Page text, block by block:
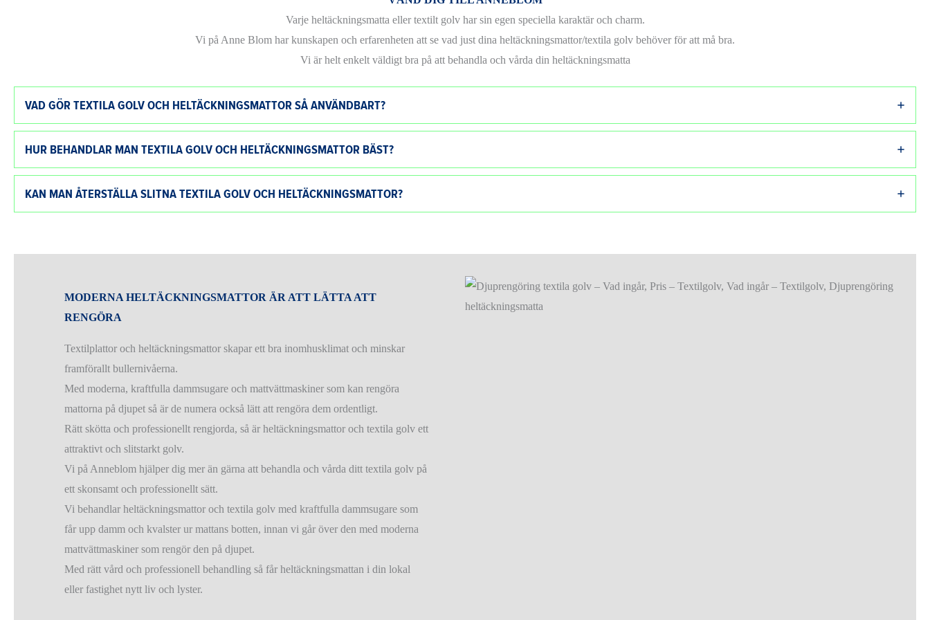
Varje heltäckningsmatta eller textilt golv har sin egen speciella karaktär och charm.
Vi på Anne Blom har kunskapen och erfarenheten att se vad just dina heltäckningsmattor/textila golv behöver för att må bra.
Vi är helt enkelt väldigt bra på att behandla och vårda din heltäckningsmatta
VAD GÖR TEXTILA GOLV OCH HELTÄCKNINGSMATTOR SÅ ANVÄNDBART?
HUR BEHANDLAR MAN TEXTILA GOLV OCH HELTÄCKNINGSMATTOR BÄST?
KAN MAN ÅTERSTÄLLA SLITNA TEXTILA GOLV OCH HELTÄCKNINGSMATTOR?
MODERNA HELTÄCKNINGSMATTOR ÄR ATT LÄTTA ATT
RENGÖRA
Textilplattor och heltäckningsmattor skapar ett bra inomhusklimat och minskar
framförallt bullernivåerna.
Med moderna, kraftfulla dammsugare och mattvättmaskiner som kan rengöra
mattorna på djupet så är de numera också lätt att rengöra dem ordentligt.
Rätt skötta och professionellt rengjorda, så är heltäckningsmattor och textila golv ett
attraktivt och slitstarkt golv.
Vi på Anneblom hjälper dig mer än gärna att behandla och vårda ditt textila golv på
ett skonsamt och professionellt sätt.
Vi behandlar heltäckningsmattor och textila golv med kraftfulla dammsugare som
får upp damm och kvalster ur mattans botten, innan vi går över den med moderna
mattvättmaskiner som rengör den på djupet.
Med rätt vård och professionell behandling så får heltäckningsmattan i din lokal
eller fastighet nytt liv och lyster.